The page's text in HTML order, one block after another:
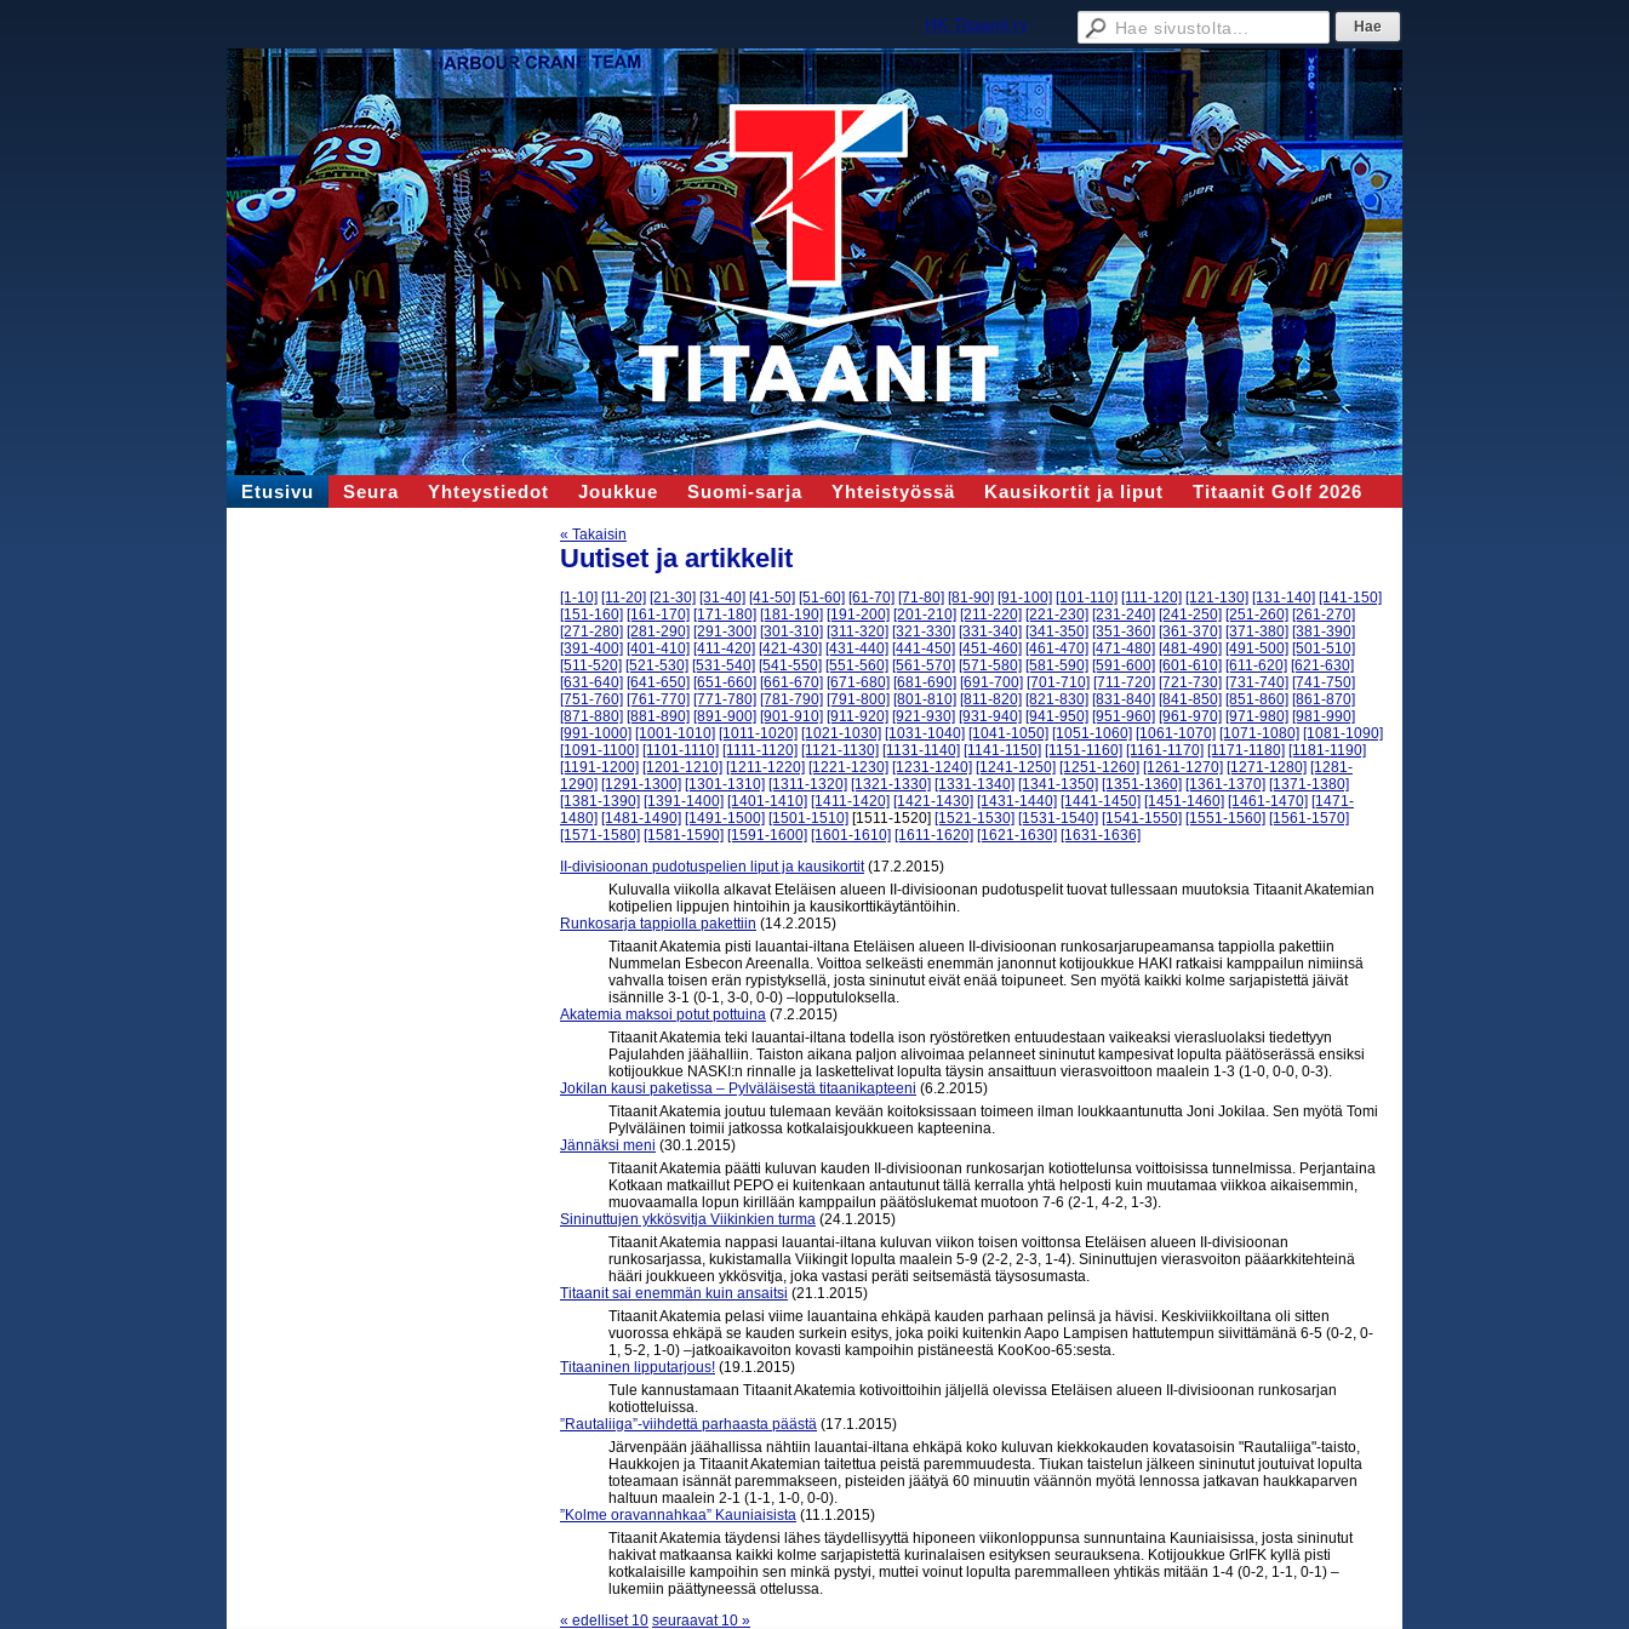
HK Titaanit ry
Etusivu Seura Yhteystiedot Joukkue Suomi-sarja Yhteistyössä Kausikortit ja liput Titaanit Golf 2026
« Takaisin
Uutiset ja artikkelit
[1-10] [11-20] [21-30] [31-40] [41-50] [51-60] [61-70] [71-80] [81-90] [91-100] [101-110] [111-120] [121-130] [131-140] [141-150]
[151-160] [161-170] [171-180] [181-190] [191-200] [201-210] [211-220] [221-230] [231-240] [241-250] [251-260] [261-270]
[271-280] [281-290] [291-300] [301-310] [311-320] [321-330] [331-340] [341-350] [351-360] [361-370] [371-380] [381-390]
[391-400] [401-410] [411-420] [421-430] [431-440] [441-450] [451-460] [461-470] [471-480] [481-490] [491-500] [501-510]
[511-520] [521-530] [531-540] [541-550] [551-560] [561-570] [571-580] [581-590] [591-600] [601-610] [611-620] [621-630]
[631-640] [641-650] [651-660] [661-670] [671-680] [681-690] [691-700] [701-710] [711-720] [721-730] [731-740] [741-750]
[751-760] [761-770] [771-780] [781-790] [791-800] [801-810] [811-820] [821-830] [831-840] [841-850] [851-860] [861-870]
[871-880] [881-890] [891-900] [901-910] [911-920] [921-930] [931-940] [941-950] [951-960] [961-970] [971-980] [981-990]
[991-1000] [1001-1010] [1011-1020] [1021-1030] [1031-1040] [1041-1050] [1051-1060] [1061-1070] [1071-1080] [1081-1090]
[1091-1100] [1101-1110] [1111-1120] [1121-1130] [1131-1140] [1141-1150] [1151-1160] [1161-1170] [1171-1180] [1181-1190]
[1191-1200] [1201-1210] [1211-1220] [1221-1230] [1231-1240] [1241-1250] [1251-1260] [1261-1270] [1271-1280] [1281-
1290] [1291-1300] [1301-1310] [1311-1320] [1321-1330] [1331-1340] [1341-1350] [1351-1360] [1361-1370] [1371-1380]
[1381-1390] [1391-1400] [1401-1410] [1411-1420] [1421-1430] [1431-1440] [1441-1450] [1451-1460] [1461-1470] [1471-
1480] [1481-1490] [1491-1500] [1501-1510] [1511-1520] [1521-1530] [1531-1540] [1541-1550] [1551-1560] [1561-1570]
[1571-1580] [1581-1590] [1591-1600] [1601-1610] [1611-1620] [1621-1630] [1631-1636]
II-divisioonan pudotuspelien liput ja kausikortit (17.2.2015)
Kuluvalla viikolla alkavat Eteläisen alueen II-divisioonan pudotuspelit tuovat tullessaan muutoksia Titaanit Akatemian
kotipelien lippujen hintoihin ja kausikorttikäytäntöihin.
Runkosarja tappiolla pakettiin (14.2.2015)
Titaanit Akatemia pisti lauantai-iltana Eteläisen alueen II-divisioonan runkosarjarupeamansa tappiolla pakettiin
Nummelan Esbecon Areenalla. Voittoa selkeästi enemmän janonnut kotijoukkue HAKI ratkaisi kamppailun nimiinsä
vahvalla toisen erän rypistyksellä, josta sininutut eivät enää toipuneet. Sen myötä kaikki kolme sarjapistettä jäivät
isännille 3-1 (0-1, 3-0, 0-0) –lopputuloksella.
Akatemia maksoi potut pottuina (7.2.2015)
Titaanit Akatemia teki lauantai-iltana todella ison ryöstöretken entuudestaan vaikeaksi vierasluolaksi tiedettyyn
Pajulahden jäähalliin. Taiston aikana paljon alivoimaa pelanneet sininutut kampesivat lopulta päätöserässä ensiksi
kotijoukkue NASKI:n rinnalle ja laskettelivat lopulta täysin ansaittuun vierasvoittoon maalein 1-3 (1-0, 0-0, 0-3).
Jokilan kausi paketissa – Pylväläisestä titaanikapteeni (6.2.2015)
Titaanit Akatemia joutuu tulemaan kevään koitoksissaan toimeen ilman loukkaantunutta Joni Jokilaa. Sen myötä Tomi
Pylväläinen toimii jatkossa kotkalaisjoukkueen kapteenina.
Jännäksi meni (30.1.2015)
Titaanit Akatemia päätti kuluvan kauden II-divisioonan runkosarjan kotiottelunsa voittoisissa tunnelmissa. Perjantaina
Kotkaan matkaillut PEPO ei kuitenkaan antautunut tällä kerralla yhtä helposti kuin muutamaa viikkoa aikaisemmin,
muovaamalla lopun kirillään kamppailun päätöslukemat muotoon 7-6 (2-1, 4-2, 1-3).
Sininuttujen ykkösvitja Viikinkien turma (24.1.2015)
Titaanit Akatemia nappasi lauantai-iltana kuluvan viikon toisen voittonsa Eteläisen alueen II-divisioonan
runkosarjassa, kukistamalla Viikingit lopulta maalein 5-9 (2-2, 2-3, 1-4). Sininuttujen vierasvoiton pääarkkitehteinä
hääri joukkueen ykkösvitja, joka vastasi peräti seitsemästä täysosumasta.
Titaanit sai enemmän kuin ansaitsi (21.1.2015)
Titaanit Akatemia pelasi viime lauantaina ehkäpä kauden parhaan pelinsä ja hävisi. Keskiviikkoiltana oli sitten
vuorossa ehkäpä se kauden surkein esitys, joka poiki kuitenkin Aapo Lampisen hattutempun siivittämänä 6-5 (0-2, 0-
1, 5-2, 1-0) –jatkoaikavoiton kovasti kampoihin pistäneestä KooKoo-65:sesta.
Titaaninen lipputarjous! (19.1.2015)
Tule kannustamaan Titaanit Akatemia kotivoittoihin jäljellä olevissa Eteläisen alueen II-divisioonan runkosarjan
kotiotteluissa.
”Rautaliiga”-viihdettä parhaasta päästä (17.1.2015)
Järvenpään jäähallissa nähtiin lauantai-iltana ehkäpä koko kuluvan kiekkokauden kovatasoisin "Rautaliiga"-taisto,
Haukkojen ja Titaanit Akatemian taitettua peistä paremmuudesta. Tiukan taistelun jälkeen sininutut joutuivat lopulta
toteamaan isännät paremmakseen, pisteiden jäätyä 60 minuutin väännön myötä lennossa jatkavan haukkaparven
haltuun maalein 2-1 (1-1, 1-0, 0-0).
”Kolme oravannahkaa” Kauniaisista (11.1.2015)
Titaanit Akatemia täydensi lähes täydellisyyttä hiponeen viikonloppunsa sunnuntaina Kauniaisissa, josta sininutut
hakivat matkaansa kaikki kolme sarjapistettä kurinalaisen esityksen seurauksena. Kotijoukkue GrIFK kyllä pisti
kotkalaisille kampoihin sen minkä pystyi, muttei voinut lopulta paremmalleen yhtikäs mitään 1-4 (0-2, 1-1, 0-1) –
lukemiin päättyneessä ottelussa.
« edelliset 10 seuraavat 10 »